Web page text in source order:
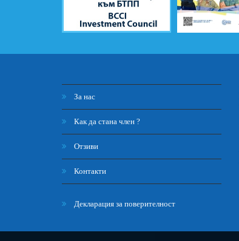
За нас
Как да стана член ?
Отзиви
Контакти
Декларация за поверителност